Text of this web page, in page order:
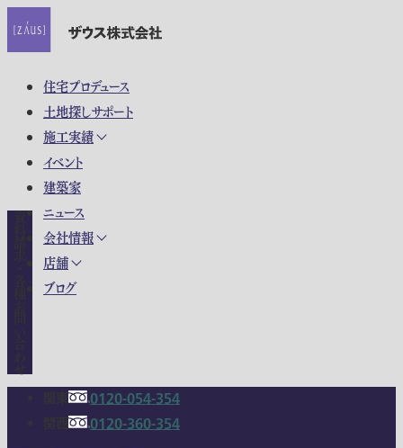
住宅プロデュース
土地探しサポート
施工実績
イベント
建築家
ニュース
会社情報
店舗
ブログ
0120-054-354
0120-360-354